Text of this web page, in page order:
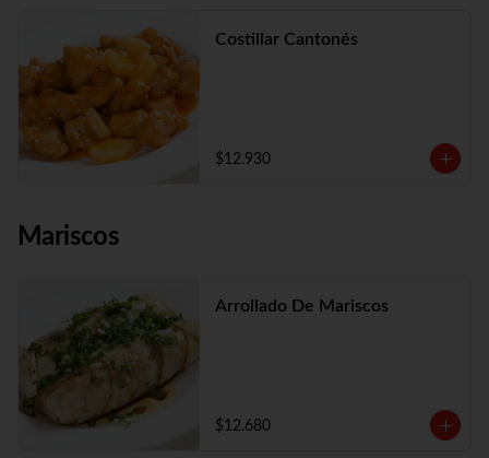
Costillar Cantonés
$12.930
Mariscos
Arrollado De Mariscos
$12.680